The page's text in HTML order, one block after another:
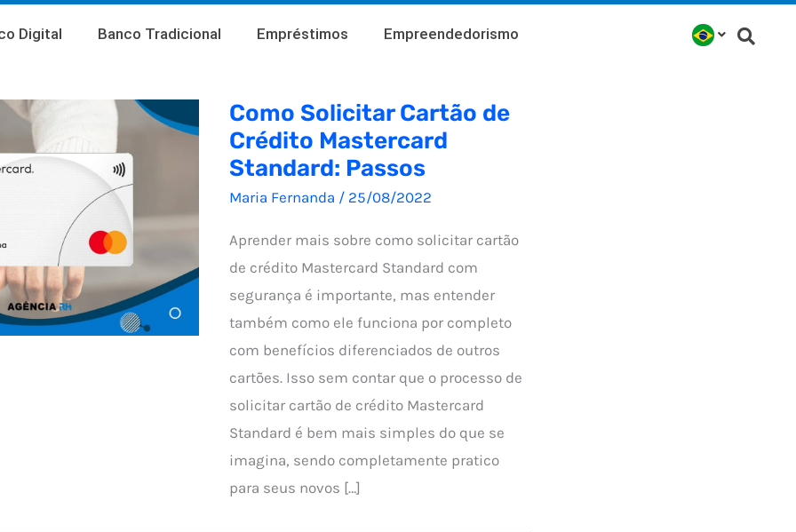
Digital Banco Tradicional Empréstimos Empreendedorismo
Como Solicitar Cartão de
Crédito Mastercard
Standard: Passos
Maria Fernanda / 25/08/2022
Aprender mais sobre como solicitar cartão
de crédito Mastercard Standard com
segurança é importante, mas entender
também como ele funciona por completo
com benefícios diferenciados de outros
cartões. Isso sem contar que o processo de
solicitar cartão de crédito Mastercard
Standard é bem mais simples do que se
imagina, sendo completamente pratico
para seus novos […]